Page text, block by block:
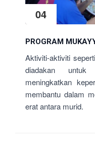
04
PROGRAM
Aktiviti-aktiviti
diadakan
meningkatkan
membantu dalam
erat antara murid.